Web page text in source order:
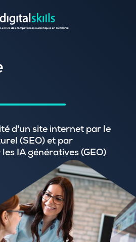
d'un site internet par le
(SEO) et par
IA génératives (GEO)